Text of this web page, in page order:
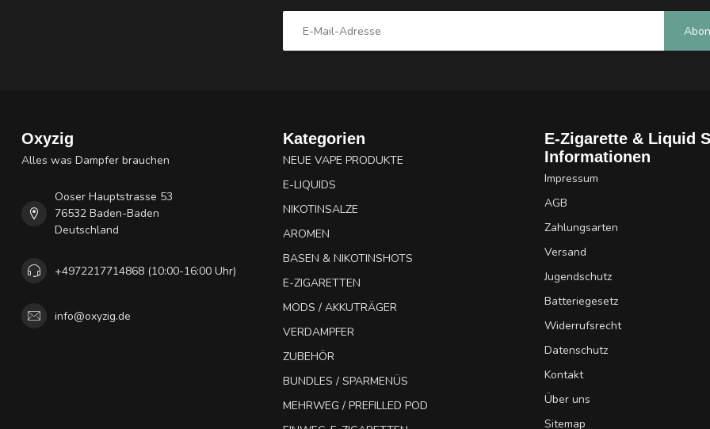
Oxyzig
Alles was Dampfer brauchen
Ooser Hauptstrasse 53
76532 Baden-Baden
Deutschland
+4972217714868 (10:00-16:00 Uhr)
info@oxyzig.de
Kategorien
NEUE VAPE PRODUKTE
E-LIQUIDS
NIKOTINSALZE
AROMEN
BASEN & NIKOTINSHOTS
E-ZIGARETTEN
MODS / AKKUTRÄGER
VERDAMPFER
ZUBEHÖR
BUNDLES / SPARMENÜS
MEHRWEG / PREFILLED POD
E-Zigarette & Liquid
Informationen
Impressum
AGB
Zahlungsarten
Versand
Jugendschutz
Batteriegesetz
Widerrufsrecht
Datenschutz
Kontakt
Über uns
Sitemap